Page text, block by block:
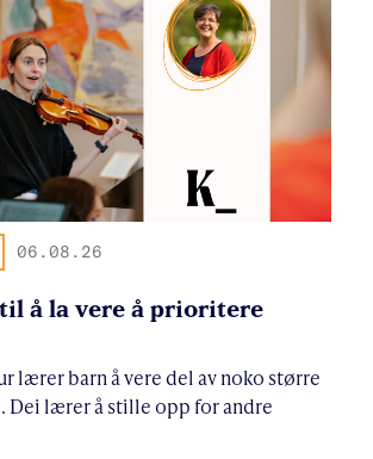
06.08.26
å la vere å prioritere
lærer barn å vere del av noko større
Dei lærer å stille opp for andre